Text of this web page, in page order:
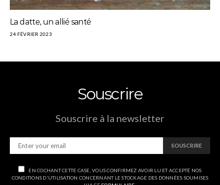
La datte, un allié santé
24 FÉVRIER 2023
Souscrire
Souscrire à la newsletter
SOUSCRIRE
EN COCHANT CETTE CASE, VOUS CONFIRMEZ AVOIR LU ET ACCEPTÉ NOS
CONDITIONS D'UTILISATION CONCERNANT LE STOCKAGE DES DONNÉES SOUMISES